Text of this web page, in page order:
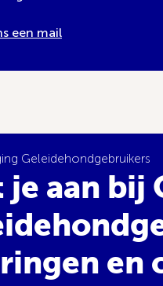
een mail
Geleidehondgebruikers
je aan bij
en